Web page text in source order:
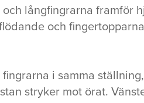
och långfingrarna framför
och
i samma
stryker mot örat.